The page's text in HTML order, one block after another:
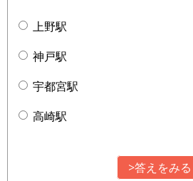
上野駅
神戸駅
宇都宮駅
高崎駅
>答えをみる